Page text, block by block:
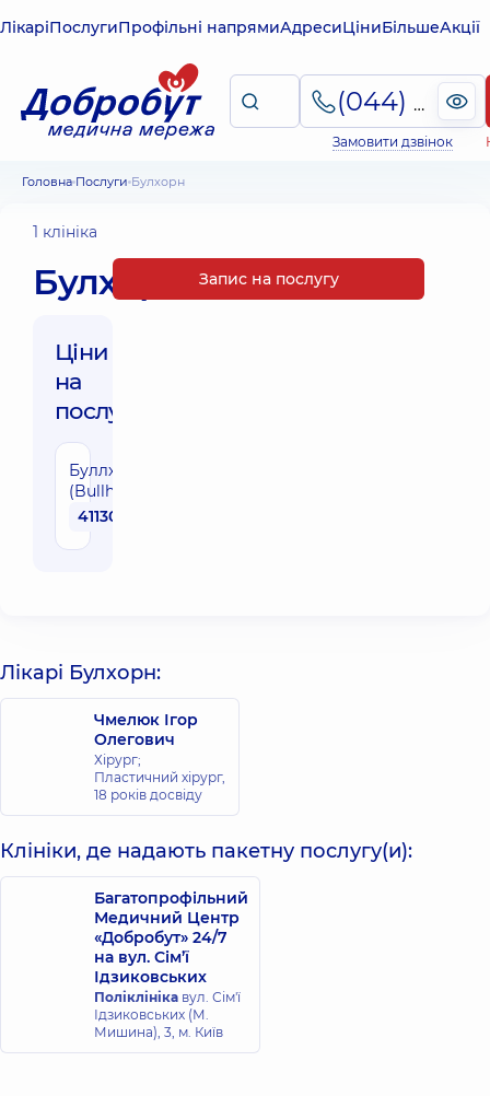
ЛікаріПослугиПрофільні напрямиАдресиЦіниБільшеАкції
(044) 495-2-888
Замовити дзвінок
Головна Послуги Булхорн
1 клініка
Булхорн
Ціни
на
послуги:
Буллхорн
(Bullhorn)
41130 грн
Запис на послугу
Лікарі Булхорн:
Чмелюк Ігор
Олегович
Хірург;
Пластичний хірург,
18 років досвіду
Клініки, де надають пакетну послугу(и):
Багатопрофільний
Медичний Центр
«Добробут» 24/7
на вул. Сім’ї
Ідзиковських
Поліклініка вул. Сім'ї
Ідзиковських (М.
Мишина), 3, м. Київ